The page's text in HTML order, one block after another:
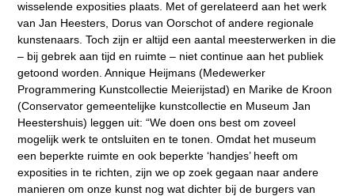
wisselende exposities plaats. Met of gerelateerd aan het werk
van Jan Heesters, Dorus van Oorschot of andere regionale
kunstenaars. Toch zijn er altijd een aantal meesterwerken in die
– bij gebrek aan tijd en ruimte – niet continue aan het publiek
getoond worden. Annique Heijmans (Medewerker
Programmering Kunstcollectie Meierijstad) en Marike de Kroon
(Conservator gemeentelijke kunstcollectie en Museum Jan
Heestershuis) leggen uit: “We doen ons best om zoveel
mogelijk werk te ontsluiten en te tonen. Omdat het museum
een beperkte ruimte en ook beperkte ‘handjes’ heeft om
exposities in te richten, zijn we op zoek gegaan naar andere
manieren om onze kunst nog wat dichter bij de burgers van